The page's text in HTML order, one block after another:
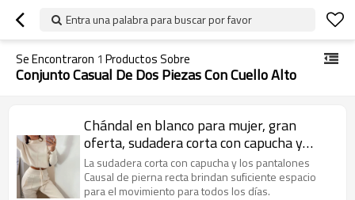
Entra una palabra para buscar por favor
Se Encontraron 1 Productos Sobre
Conjunto Casual De Dos Piezas Con Cuello Alto
Chándal en blanco para mujer, gran
oferta, sudadera corta con capucha y
pantalones de cintura elástica, conjunto
informal de dos piezas con cuello alto
La sudadera corta con capucha y los pantalones
Causal de pierna recta brindan suficiente espacio
para el movimiento para todos los días.